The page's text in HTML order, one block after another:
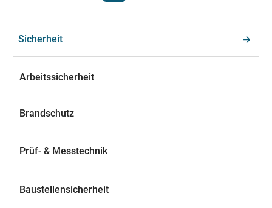
Sicherheit
Arbeitssicherheit
Brandschutz
Prüf- & Messtechnik
Baustellensicherheit